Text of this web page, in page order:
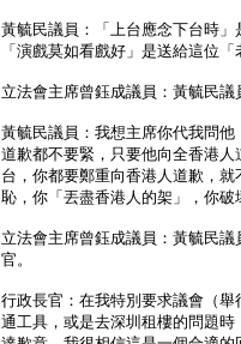
黃毓民議員：「上台應念下台時」
「演戲莫如看戲好」是送給這位「
立法會主席曾鈺成議員：黃毓民議
黃毓民議員：我想主席你代我問
道歉都不要緊，只要他向全香港
台，你都要鄭重向香港人道歉，
恥，你「丟盡香港人的架」，你破
立法會主席曾鈺成議員：黃毓民
官。
行政長官：在我特別要求議會（
通工具，或是去深圳租樓的問題